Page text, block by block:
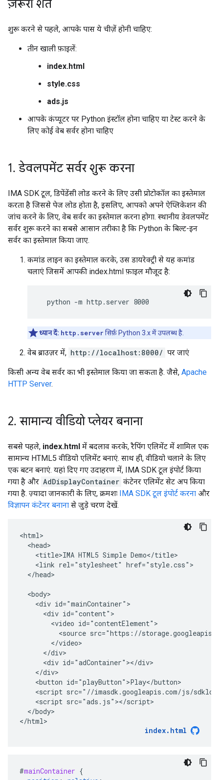
ज़रूरी शर्तें
शुरू करने से पहले, आपके पास ये चीज़ें होनी चाहिए:
तीन खाली फ़ाइलें:
index.html
style.css
ads.js
आपके कंप्यूटर पर Python इंस्टॉल होना चाहिए या टेस्ट करने के
लिए कोई वेब सर्वर होना चाहिए
1. डेवलपमेंट सर्वर शुरू करना
IMA SDK टूल, डिपेंडेंसी लोड करने के लिए उसी प्रोटोकॉल का इस्तेमाल
करता है जिससे पेज लोड होता है, इसलिए, आपको अपने ऐप्लिकेशन की
जांच करने के लिए, वेब सर्वर का इस्तेमाल करना होगा. स्थानीय डेवलपमेंट
सर्वर शुरू करने का सबसे आसान तरीका है कि Python के बिल्ट-इन
सर्वर का इस्तेमाल किया जाए.
कमांड लाइन का इस्तेमाल करके, उस डायरेक्ट्री से यह कमांड
चलाएं जिसमें आपकी index.html फ़ाइल मौजूद है:
  python -m http.server 8000
ध्यान दें: http.server सिर्फ़ Python 3.x में उपलब्ध है.
वेब ब्राउज़र में, http://localhost:8000/ पर जाएं
किसी अन्य वेब सर्वर का भी इस्तेमाल किया जा सकता है. जैसे, Apache
HTTP Server.
2. सामान्य वीडियो प्लेयर बनाना
सबसे पहले, index.html में बदलाव करके, रैपिंग एलिमेंट में शामिल एक
सामान्य HTML5 वीडियो एलिमेंट बनाएं. साथ ही, वीडियो चलाने के लिए
एक बटन बनाएं. यहां दिए गए उदाहरण में, IMA SDK टूल इंपोर्ट किया
गया है और AdDisplayContainer कंटेनर एलिमेंट सेट अप किया
गया है. ज़्यादा जानकारी के लिए, क्रमशः IMA SDK टूल इंपोर्ट करना और
विज्ञापन कंटेनर बनाना से जुड़े चरण देखें.
<html>
  <head>
    <title>IMA HTML5 Simple Demo</title>
    <link rel="stylesheet" href="style.css">
  </head>
  <body>
    <div id="mainContainer">
      <div id="content">
        <video id="contentElement">
<source src="https://
        </video>
      </div>
      <div id="adContainer"></div>
    </div>
    <button id="playButton">Play</button>
<script src="//imasdk.googleapis.com/js/
    <script src="ads.js"></script>
  </body>
index.html
#mainContainer {